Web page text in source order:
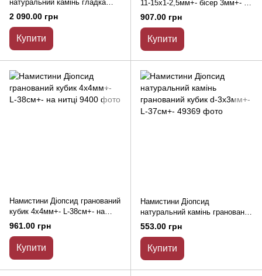
натуральний камінь гладка
кулька d-10мм+- L-39см+-
2 090.00 грн
Купити
11-15х1-2,5мм+- бісер 3мм+- L-
39м+- на нитці
907.00 грн
Купити
Намистини Діопсид гранований
кубик 4х4мм+- L-38см+- на
нитці
961.00 грн
Купити
Намистини Діопсид
натуральний камінь гранований
кубик d-3х3мм+- L-37см+-
553.00 грн
Купити